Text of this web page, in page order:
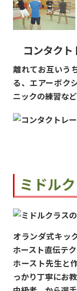
コンタク
離れてお互いう
る、エアーボク
ニックの練習な
ミドル
オランダ式キッ
ホースト直伝テ
ホースト先生と
っかり丁寧にお教